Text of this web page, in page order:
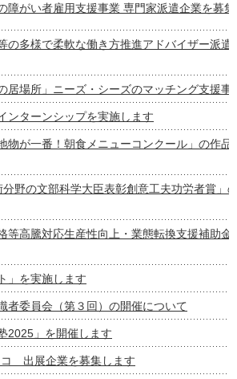
障がい者雇用支援事業 専門家派遣企業を募
の多様で柔軟な働き方推進アドバイザー派遣
居場所」ニーズ・シーズのマッチング支援事
ンターンシップを実施します
物が一番！朝食メニューコンクール」の作品
分野の文部科学大臣表彰創意工夫功労者賞」
等高騰対応生産性向上・業態転換支援補助金
」を実施します
者委員会（第３回）の開催について
2025」を開催します
出展企業を募集します